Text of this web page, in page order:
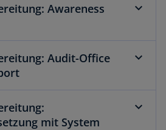
Awareness
Audit-Office
mit System